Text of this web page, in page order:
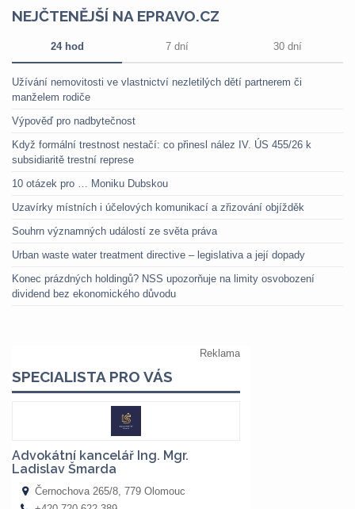
NEJČTENĚJŠÍ NA EPRAVO.CZ
24 hod 7 dní 30 dní
Užívání nemovitosti ve vlastnictví nezletilých dětí partnerem či
manželem rodiče
Výpověď pro nadbytečnost
Když formální trestnost nestačí: co přinesl nález IV. ÚS 455/26 k
subsidiaritě trestní represe
10 otázek pro … Moniku Dubskou
Uzavírky místních i účelových komunikací a zřizování objížděk
Souhrn významných událostí ze světa práva
Urban waste water treatment directive – legislativa a její dopady
Konec prázdných holdingů? NSS upozorňuje na limity osvobození
dividend bez ekonomického důvodu